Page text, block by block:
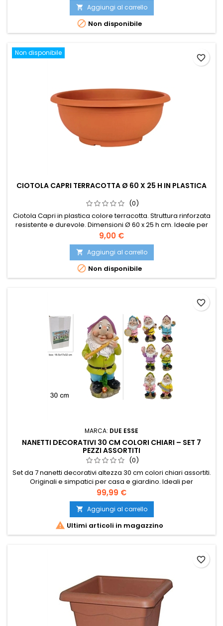
 Aggiungi al carrello
 Non disponibile
Non disponibile
CIOTOLA CAPRI TERRACOTTA Ø 60 X 25 H IN PLASTICA
(0)
Ciotola Capri in plastica colore terracotta. Struttura rinforzata
resistente e durevole. Dimensioni Ø 60 x 25 h cm. Ideale per
piante, fiori e arredamento esterno.
Prezzo
9,00 €
 Aggiungi al carrello
 Non disponibile
favorite_border
MARCA: DUE ESSE
NANETTI DECORATIVI 30 CM COLORI CHIARI – SET 7
PEZZI ASSORTITI
(0)
Set da 7 nanetti decorativi altezza 30 cm colori chiari assortiti.
Originali e simpatici per casa e giardino. Ideali per
decorazioni e allestimenti creativi. Perfetti per ambienti
interni ed esterni.
Prezzo
99,99 €
 Aggiungi al carrello
 Ultimi articoli in magazzino
favorite_border
favorite_border